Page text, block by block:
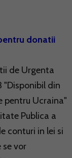
donatii
de Urgenta
din
pentru Ucraina"
Publica a
conturi in lei si
vor